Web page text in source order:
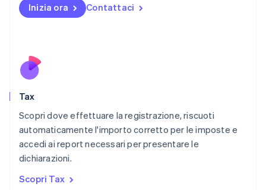
Inizia ora Contattaci
Tax
Scopri dove effettuare la registrazione, riscuoti
automaticamente l'importo corretto per le imposte e
accedi ai report necessari per presentare le
dichiarazioni.
Scopri Tax
Messico
EspañolEnglish
English
Paesi Bassi
English
Portogallo
RAS di Hong Kong, Cina
English简体中文
Regno Unito
English